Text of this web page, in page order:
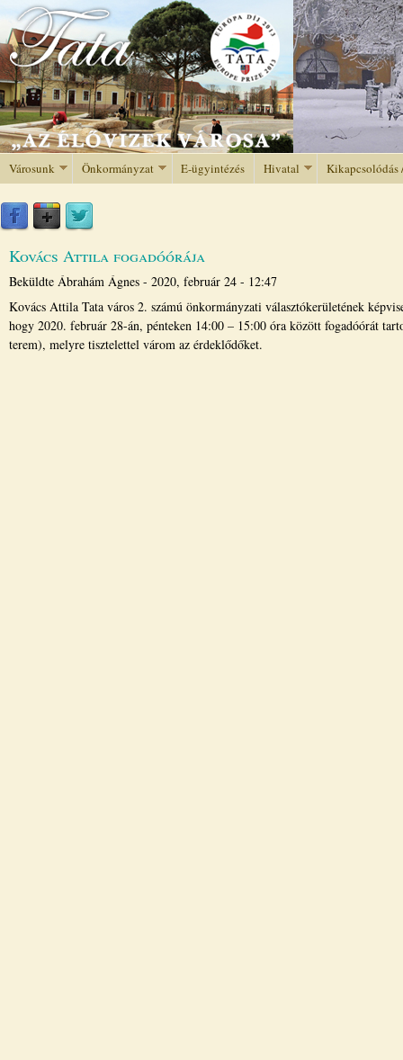
Jump to navigation
Városunk Önkormányzat E-ügyintézés Hivatal Kikapcsolódás
Kovács Attila fogadóórája
Beküldte Ábrahám Ágnes - 2020, február 24 - 12:47
Kovács Attila Tata város 2. számú önkormányzati választókerületének
hogy 2020. február 28-án, pénteken 14:00 – 15:00 óra között fogadóórát
terem), melyre tisztelettel várom az érdeklődőket.